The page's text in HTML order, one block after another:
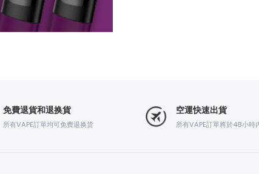
免費退貨和退换貨
所有VAPE訂單均可免费退换货
空運快速出貨
所有VAPE訂單將於48小時